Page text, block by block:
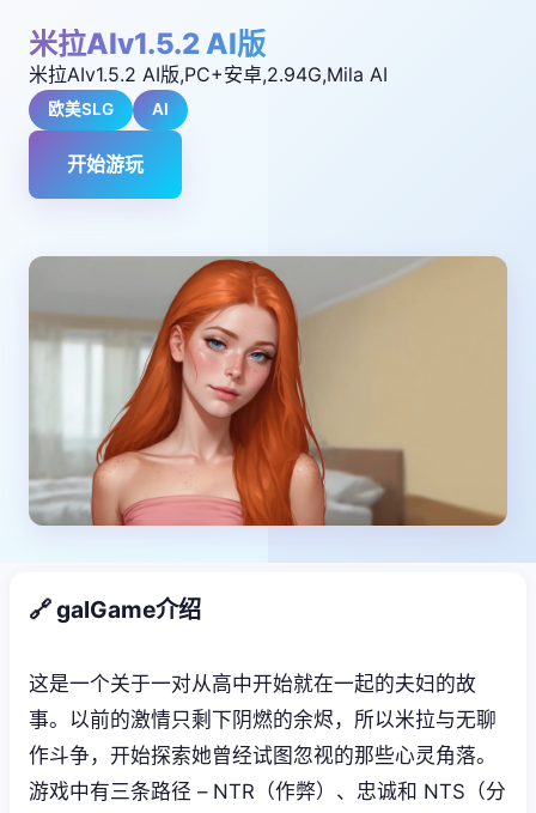
米拉AIv1.5.2 AI版
米拉AIv1.5.2 AI版,PC+安卓,2.94G,Mila AI
欧美SLG AI
开始游玩
🔗 galGame介绍
这是一个关于一对从高中开始就在一起的夫妇的故
事。以前的激情只剩下阴燃的余烬，所以米拉与无聊
作斗争，开始探索她曾经试图忽视的那些心灵角落。
游戏中有三条路径 – NTR（作弊）、忠诚和 NTS（分